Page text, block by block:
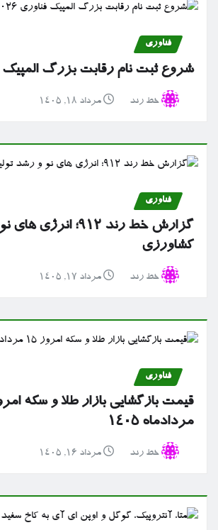
فناوری
شروع ثبت نام رقابت بزرگ المپیک
خط رند مرداد ۱۸, ۱۴۰۵
فناوری
گزارش خط رند ۹۱۲؛
کشاورزی
خط رند مرداد ۱۷, ۱۴۰۵
فناوری
مردادماه ۱۴۰۵
خط رند مرداد ۱۶, ۱۴۰۵